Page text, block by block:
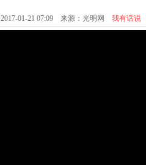
2017-01-21 07:09 来源： 光明网 我有话说